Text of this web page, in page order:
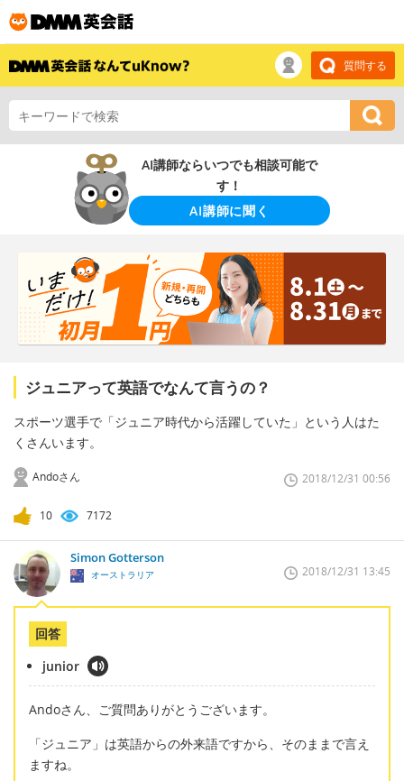
質問する
AI講師ならいつでも相談可能で
す！
AI講師に聞く
ジュニアって英語でなんて言うの？
スポーツ選手で「ジュニア時代から活躍していた」という人はた
くさんいます。
Andoさん 2018/12/31 00:56
10 7172
Simon Gotterson
オーストラリア 2018/12/31 13:45
回答
junior
Andoさん、ご質問ありがとうございます。
「ジュニア」は英語からの外来語ですから、そのままで言え
ますね。